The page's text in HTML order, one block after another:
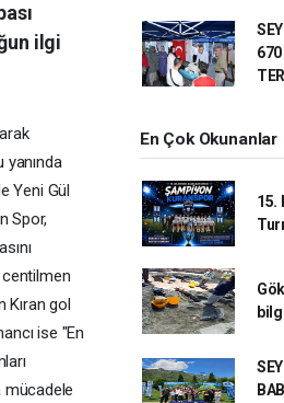
ilgi
Yeni Gül
Spor,
centilmen
Kıran gol
ise "En
mücadele
En Çok Okunanlar
15.